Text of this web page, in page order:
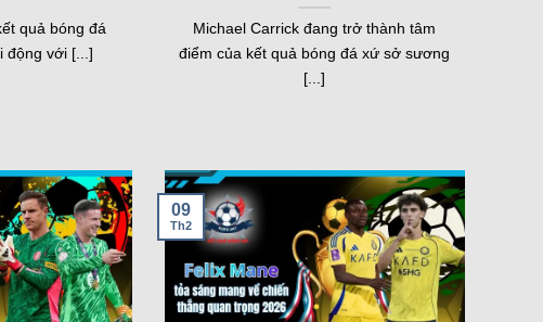
quả bóng đá
động với [...]
Michael Carrick đang trở thành tâm
điểm của kết quả bóng đá xứ sở sương
[...]
09
Th2